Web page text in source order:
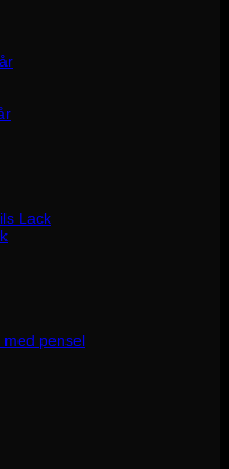
Lack
med pensel